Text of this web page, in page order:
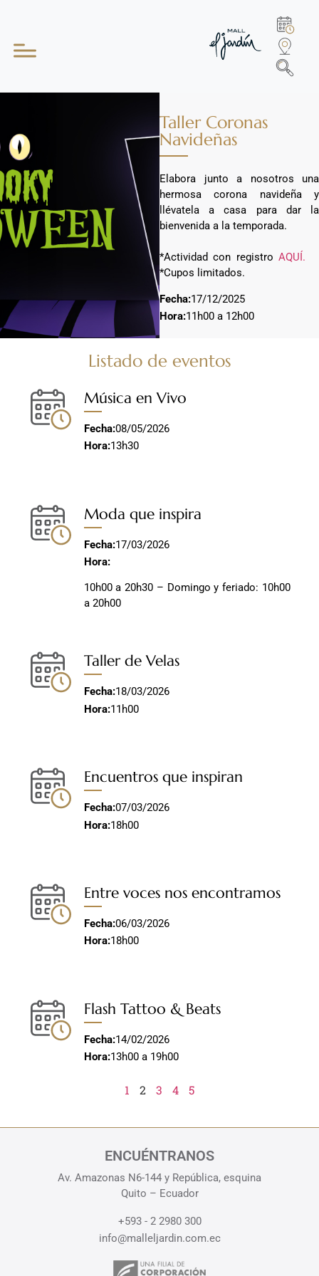
Taller Coronas
Navideñas
Elabora junto a nosotros una
hermosa corona navideña y
llévatela a casa para dar la
bienvenida a la temporada.
*Actividad con registroAQUÍ.
*Cupos limitados.
Fecha:17/12/2025
Hora:11h00 a 12h00
Listado de eventos
Música en Vivo
Fecha:08/05/2026
Hora:13h30
Moda que inspira
Fecha:17/03/2026
Hora:
10h00 a 20h30 – Domingo y feriado: 10h00
a 20h00
Taller de Velas
Fecha:18/03/2026
Hora:11h00
Encuentros que inspiran
Fecha:07/03/2026
Hora:18h00
Entre voces nos encontramos
Fecha:06/03/2026
Hora:18h00
Flash Tattoo & Beats
Fecha:14/02/2026
Hora:13h00 a 19h00
1 2 3 4 5
ENCUÉNTRANOS
Av. Amazonas N6-144 y República, esquina
Quito – Ecuador
+593 - 2 2980 300
info@malleljardin.com.ec